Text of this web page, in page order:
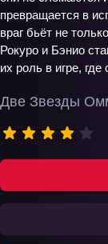
Две Звезды
превращается в
враг бьёт не
Рокуро и Бэнио
их роль в игре,